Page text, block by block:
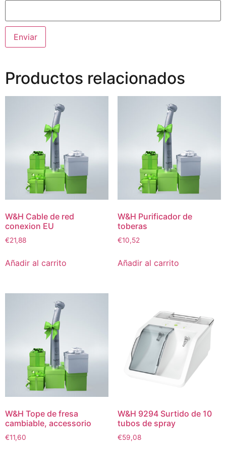
Productos relacionados
W&H Cable de red
conexion EU
€21,88
Añadir al carrito
W&H Purificador de
toberas
€10,52
Añadir al carrito
W&H Tope de fresa
cambiable, accessorio
€11,60
W&H 9294 Surtido de 10
tubos de spray
€59,08